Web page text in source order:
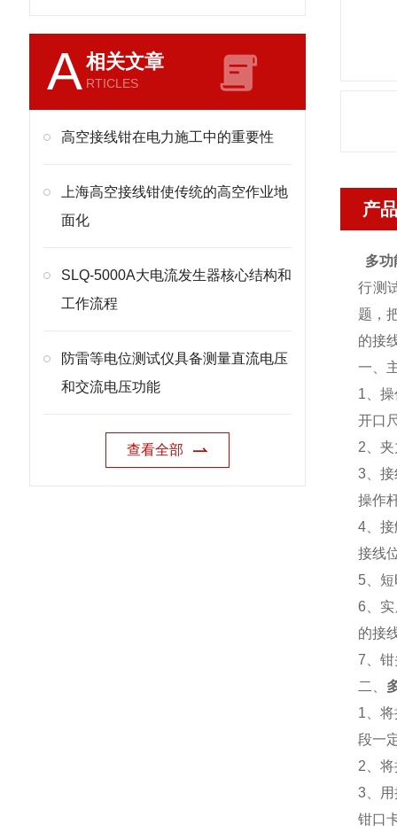
A相关文章
RTICLES
高空接线钳在电力施工中的重要性
上海高空接线钳使传统的高空作业地
面化
SLQ-5000A大电流发生器核心结构和
工作流程
防雷等电位测试仪具备测量直流电压
和交流电压功能
查看全部
产
多
行测
题，
的接
一、
1、
开口
2、
3、
操作
4、
接线
5、
6、
的接
7、
二、
1、
段一
2、
3、
钳口